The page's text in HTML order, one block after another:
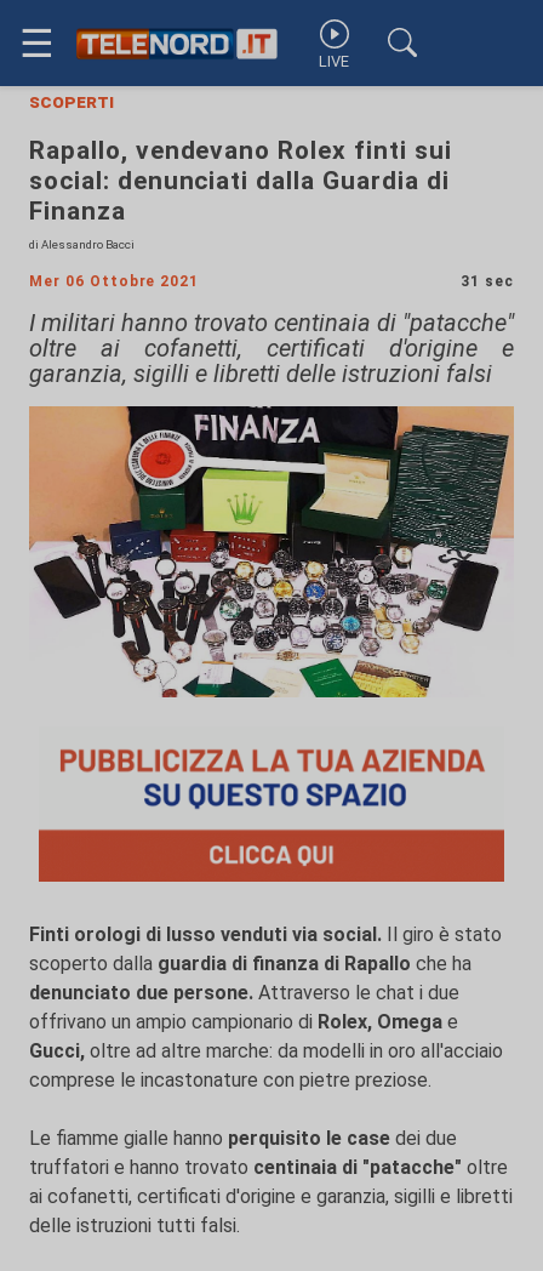
☰ LIVE
scoperti
Rapallo, vendevano Rolex finti sui
social: denunciati dalla Guardia di
Finanza
di Alessandro Bacci
Mer 06 Ottobre 2021 31 sec
I militari hanno trovato centinaia di "patacche"
oltre ai cofanetti, certificati d'origine e
garanzia, sigilli e libretti delle istruzioni falsi
Finti orologi di lusso venduti via social. Il giro è stato
scoperto dalla guardia di finanza di Rapallo che ha
denunciato due persone. Attraverso le chat i due
offrivano un ampio campionario di Rolex, Omega e
Gucci, oltre ad altre marche: da modelli in oro all'acciaio
comprese le incastonature con pietre preziose.
Le fiamme gialle hanno perquisito le case dei due
truffatori e hanno trovato centinaia di "patacche" oltre
ai cofanetti, certificati d'origine e garanzia, sigilli e libretti
delle istruzioni tutti falsi.